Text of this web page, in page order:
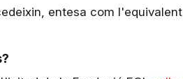
entesa com